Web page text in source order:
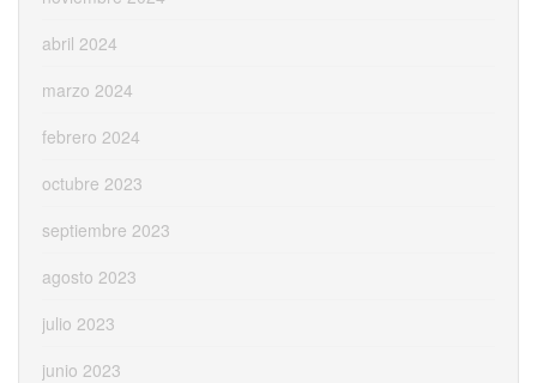
abril 2024
marzo 2024
febrero 2024
octubre 2023
septiembre 2023
agosto 2023
julio 2023
junio 2023